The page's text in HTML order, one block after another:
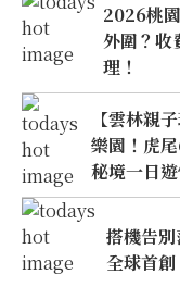
2026桃
外圍？收
理！
【雲林親
樂園！虎
秘境一日
搭機告別
全球首